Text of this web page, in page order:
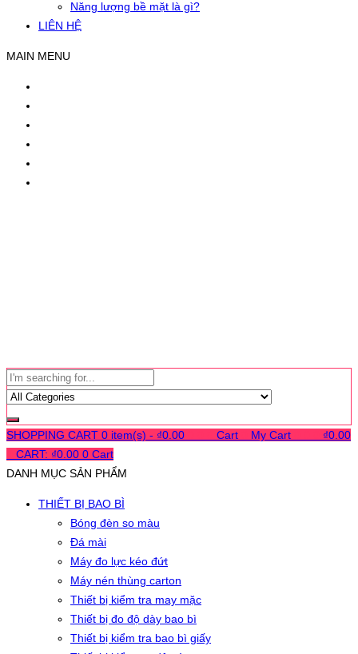
Năng lượng bề mặt là gì?
LIÊN HỆ
MAIN MENU
SHOPPING CART 0 item(s) - ₫0.00 Cart My Cart ₫0.00
CART: ₫0.00 0 Cart
DANH MỤC SẢN PHẨM
THIẾT BỊ BAO BÌ
Bóng đèn so màu
Đá mài
Máy đo lực kéo đứt
Máy nén thùng carton
Thiết bị kiểm tra may mặc
Thiết bị đo độ dày bao bì
Thiết bị kiểm tra bao bì giấy